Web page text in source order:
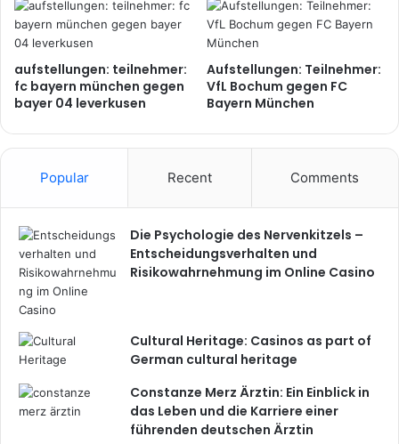
aufstellungen: teilnehmer:
fc bayern münchen gegen
bayer 04 leverkusen
Aufstellungen: Teilnehmer:
VfL Bochum gegen FC
Bayern München
Popular Recent Comments
Die Psychologie des Nervenkitzels –
Entscheidungsverhalten und
Risikowahrnehmung im Online Casino
Cultural Heritage: Casinos as part of
German cultural heritage
Constanze Merz Ärztin: Ein Einblick in
das Leben und die Karriere einer
führenden deutschen Ärztin